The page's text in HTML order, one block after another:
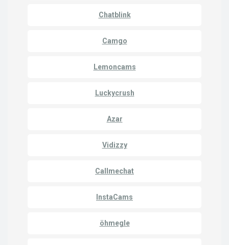
Chatblink
Camgo
Lemoncams
Luckycrush
Azar
Vidizzy
Callmechat
InstaCams
öhmegle